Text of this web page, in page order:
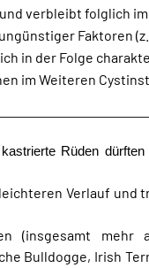
verbleibt folglich im
Faktoren
in der Folge
im Weiteren
Rüden
Verlauf
(insgesamt mehr
Bulldogge, Irish